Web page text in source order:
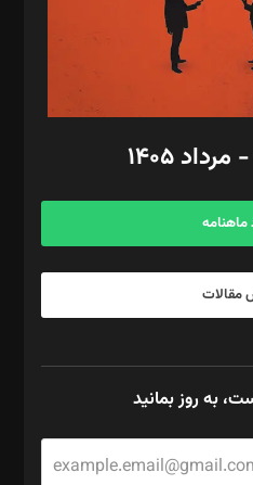
لطفی زاده
ثابت
ماهنامه
مقالات
به روز بمانید